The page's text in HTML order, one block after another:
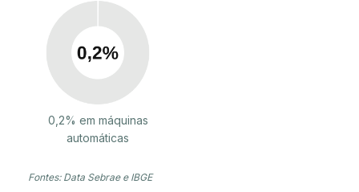
0,2% em máquinas
automáticas
Fontes: Data Sebrae e IBGE